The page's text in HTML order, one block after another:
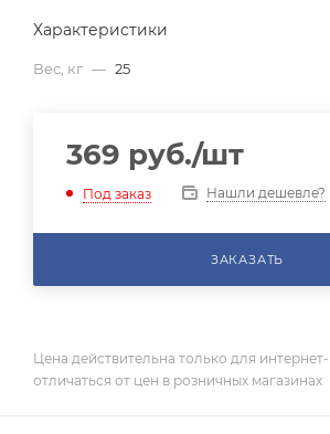
Характеристики
Вес, кг — 25
369 руб./шт
Под заказ Нашли дешевле?
ЗАКАЗАТЬ
Цена действительна только для
отличаться от цен в розничных магазинах